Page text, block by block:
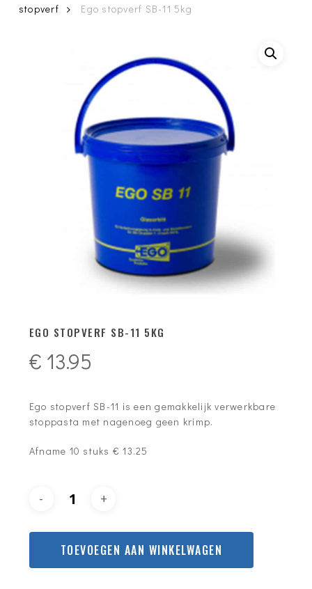
stopverf
Ego stopverf SB-11 5kg
EGO STOPVERF SB-11 5KG
€ 13.95
Ego stopverf SB-11 is een gemakkelijk verwerkbare
stoppasta met nagenoeg geen krimp.
Afname 10 stuks € 13.25
TOEVOEGEN AAN WINKELWAGEN